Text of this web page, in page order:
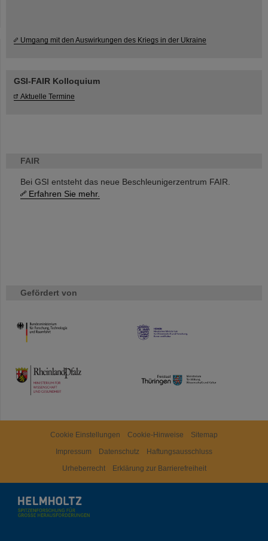
FAIR
Bei GSI entsteht das neue Beschleunigerzentrum FAIR.
Erfahren Sie mehr.
Gefördert von
HMWK
TMWWDG
Umgang mit den Auswirkungen des Kriegs in der Ukraine
GSI-FAIR Kolloquium
Aktuelle Termine
Cookie Einstellungen Cookie-Hinweise
Sitemap
Impressum
Datenschutz
Haftungsausschluss
Urheberrecht
Erklärung zur Barrierefreiheit